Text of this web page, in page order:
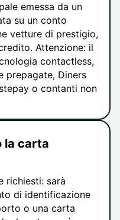
emessa da un
su un conto
vetture di prestigio,
Attenzione: il
contactless,
prepagate, Diners
o contanti non
la carta
richiesti: sarà
di identificazione
o una carta